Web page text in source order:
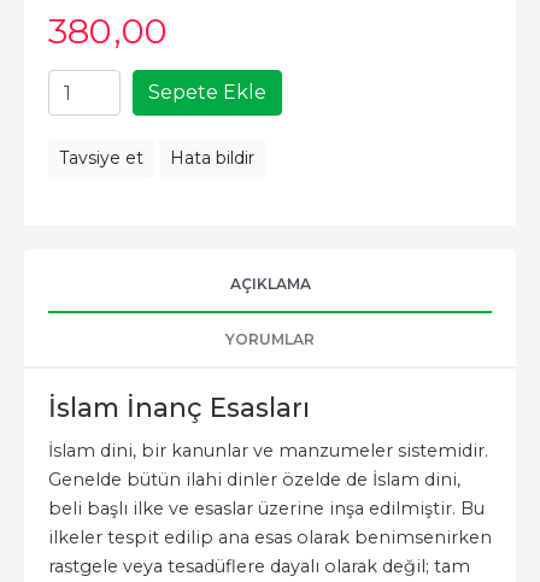
380,00
Sepete Ekle
Tavsiye et Hata bildir
AÇIKLAMA
YORUMLAR
İslam İnanç Esasları
İslam dini, bir kanunlar ve manzumeler sistemidir.
Genelde bütün ilahi dinler özelde de İslam dini,
beli başlı ilke ve esaslar üzerine inşa edilmiştir. Bu
ilkeler tespit edilip ana esas olarak benimsenirken
rastgele veya tesadüflere dayalı olarak değil; tam